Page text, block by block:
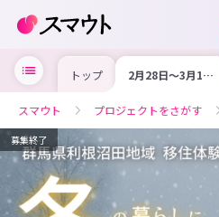
トップ 2月28日〜3月1日
【群馬・利根沼田
を体感!移住体験
ツアー開催
スマウト プロジェクトをさがす
募集終了